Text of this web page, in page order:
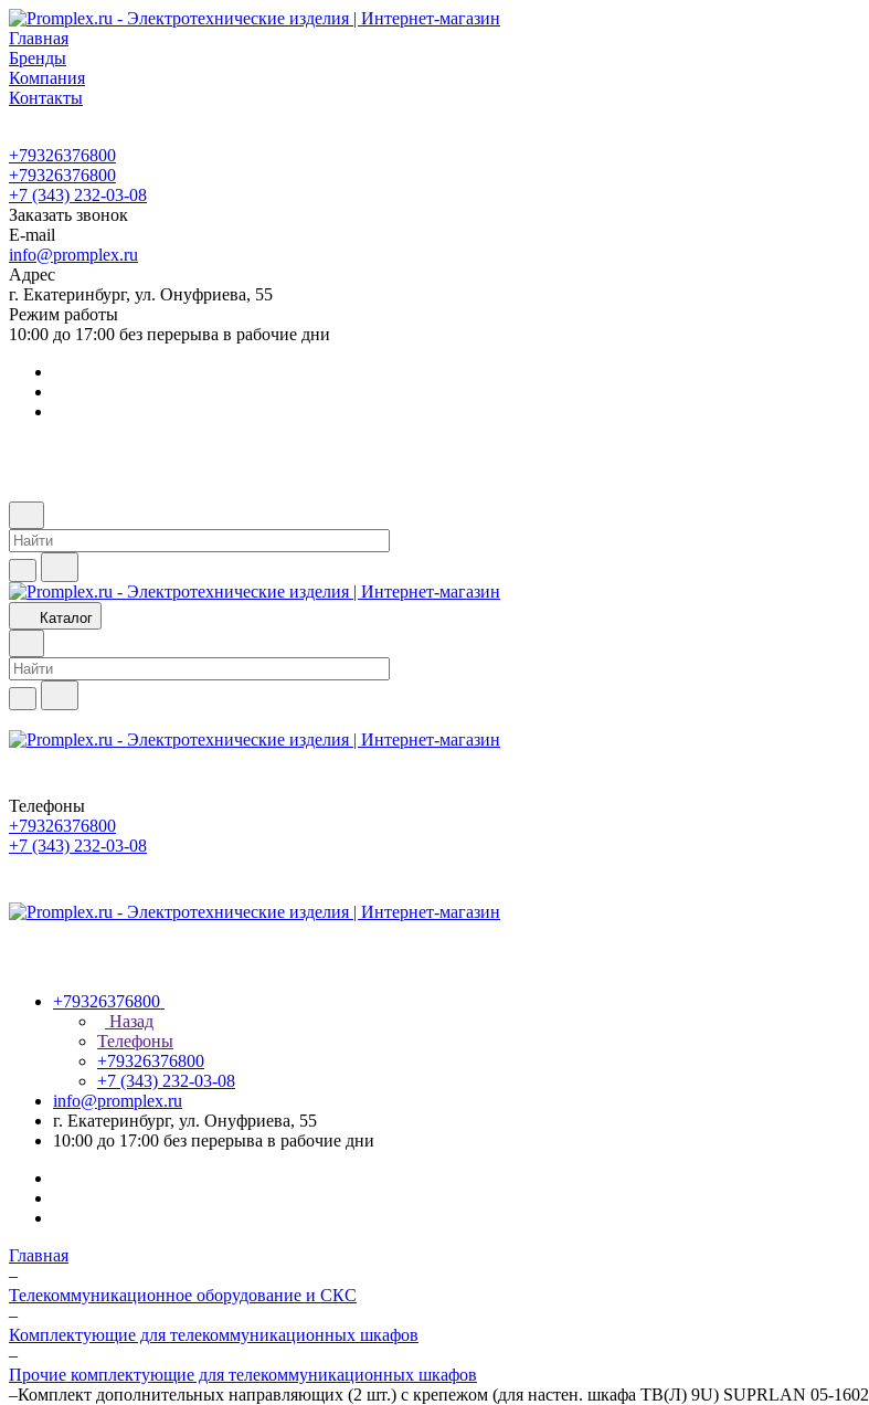
Главная
Бренды
Компания
Контакты
+79326376800
+79326376800
+7 (343) 232-03-08
Заказать звонок
E-mail
info@promplex.ru
Адрес
г. Екатеринбург, ул. Онуфриева, 55
Режим работы
10:00 до 17:00 без перерыва в рабочие дни
Каталог
Телефоны
+79326376800
+7 (343) 232-03-08
+79326376800
Назад
Телефоны
+79326376800
+7 (343) 232-03-08
info@promplex.ru
г. Екатеринбург, ул. Онуфриева, 55
10:00 до 17:00 без перерыва в рабочие дни
Главная
–
Телекоммуникационное оборудование и СКС
–
Комплектующие для телекоммуникационных шкафов
–
Прочие комплектующие для телекоммуникационных шкафов
–Комплект дополнительных направляющих (2 шт.) с крепежом (для настен. шкафа ТВ(Л) 9U) SUPRLAN 05-1602